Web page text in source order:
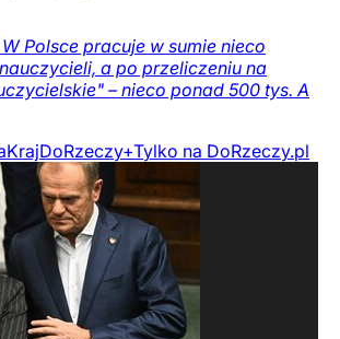
W Polsce pracuje w sumie nieco
a po przeliczeniu na
– nieco ponad 500 tys. A
KrajDoRzeczy+Tylko na DoRzeczy.pl